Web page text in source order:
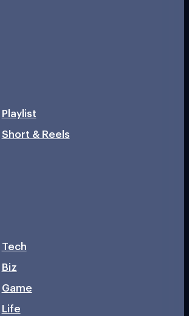
Playlist
Short & Reels
Tech
Biz
Game
Life